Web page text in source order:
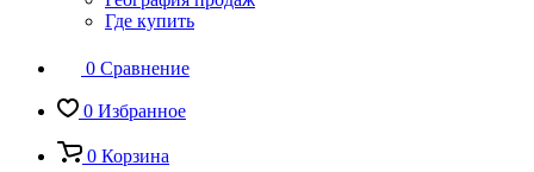
Где купить
0 Сравнение
0 Избранное
0 Корзина